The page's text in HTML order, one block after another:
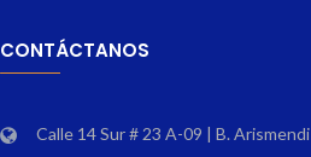
CONTÁCTANOS
Calle 14 Sur # 23 A-09 | B. Arismendi